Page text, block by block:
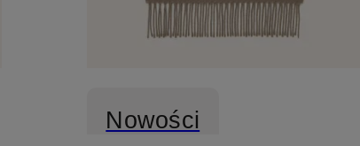
Nowości